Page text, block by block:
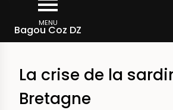
contenu
MENU
Bagou Coz DZ
d'Ariane
Rechercher dans la presse
La crise de la
Bretagne